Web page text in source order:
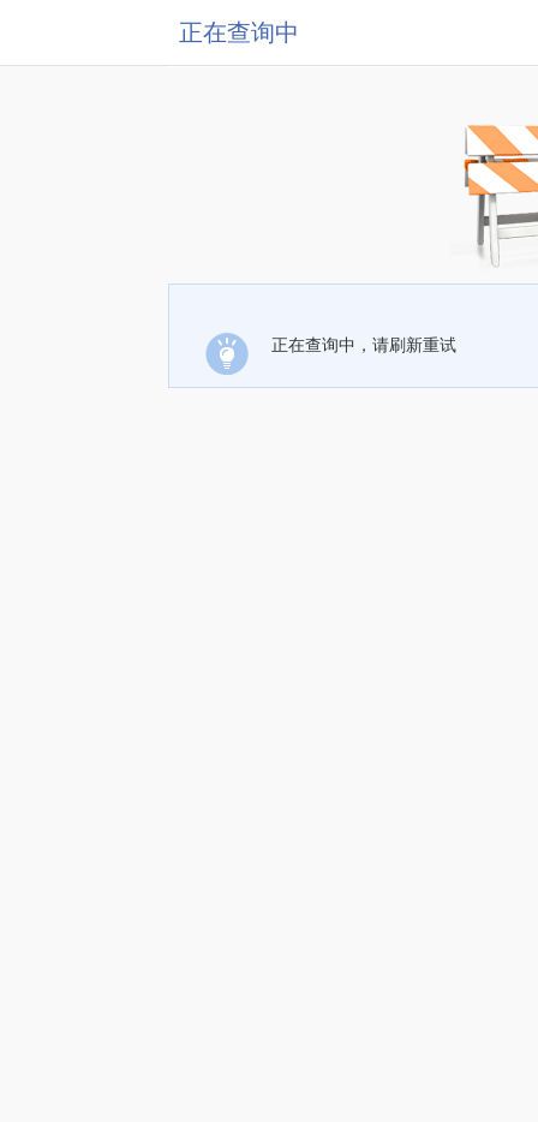
正在查询中
正在查询中，请刷新重试